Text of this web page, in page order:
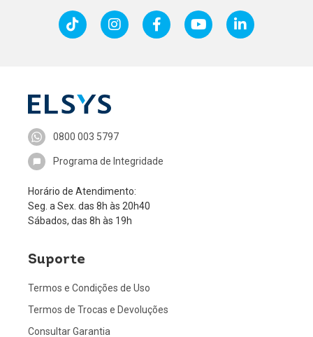
0800 003 5797
Programa de Integridade
Horário de Atendimento:
Seg. a Sex. das 8h às 20h40
Sábados, das 8h às 19h
Suporte
Termos e Condições de Uso
Termos de Trocas e Devoluções
Consultar Garantia